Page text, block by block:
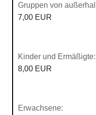
Gruppen von
7,00 EUR
Kinder und Ermäßigte:
8,00 EUR
Erwachsene: